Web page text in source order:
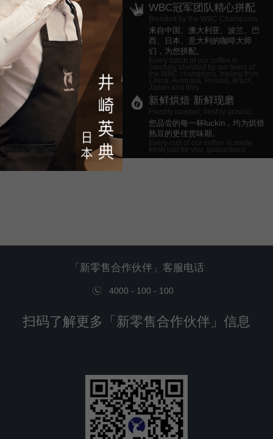
WBC冠军团队精心拼配
Blended by the WBC Champions
来自中国、澳大利亚、波兰、巴
西、日本、意大利的咖啡大师
们，为您拼配。
Every batch of our coffee is
carefully blended by our team of
the WBC champions, hailing from
China, Australia, Poland, Brazil,
Japan and Italy.
新鲜烘焙 新鲜现磨
Freshly roasted, freshly ground.
您品尝的每一杯luckin，均为烘焙
熟豆的更佳赏味期。
Every cup of our coffee is made
fresh just for you, guaranteed.
「新零售合作伙伴」客服电话
4000 - 100 - 100
扫码了解更多「新零售合作伙伴」信息